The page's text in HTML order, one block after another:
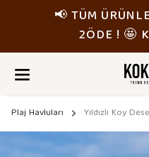
📢 TÜM
Plaj Havluları Yıldızlı Koy